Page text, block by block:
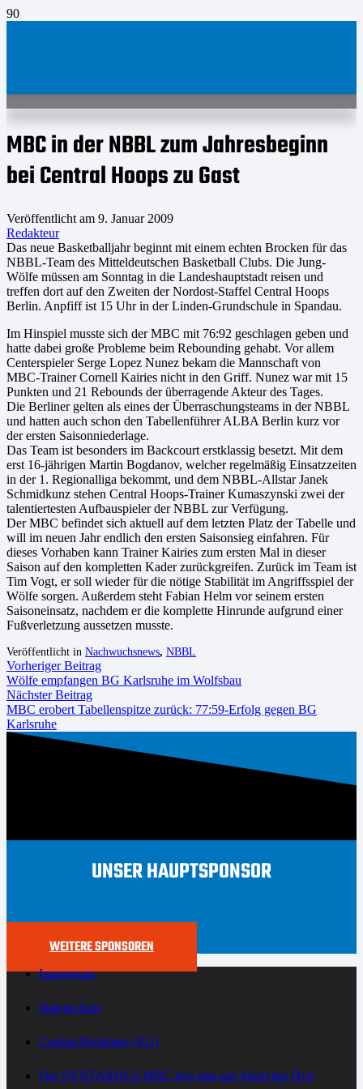
MBC in der NBBL zum Jahresbeginn
bei Central Hoops zu Gast
Veröffentlicht am 9. Januar 2009
Redakteur
Das neue Basketballjahr beginnt mit einem echten Brocken für das
NBBL-Team des Mitteldeutschen Basketball Clubs. Die Jung-
Wölfe müssen am Sonntag in die Landeshauptstadt reisen und
treffen dort auf den Zweiten der Nordost-Staffel Central Hoops
Berlin. Anpfiff ist 15 Uhr in der Linden-Grundschule in Spandau.
Im Hinspiel musste sich der MBC mit 76:92 geschlagen geben und
hatte dabei große Probleme beim Rebounding gehabt. Vor allem
Centerspieler Serge Lopez Nunez bekam die Mannschaft von
MBC-Trainer Cornell Kairies nicht in den Griff. Nunez war mit 15
Punkten und 21 Rebounds der überragende Akteur des Tages.
Die Berliner gelten als eines der Überraschungsteams in der NBBL
und hatten auch schon den Tabellenführer ALBA Berlin kurz vor
der ersten Saisonniederlage.
Das Team ist besonders im Backcourt erstklassig besetzt. Mit dem
erst 16-jährigen Martin Bogdanov, welcher regelmäßig Einsatzzeiten
in der 1. Regionalliga bekommt, und dem NBBL-Allstar Janek
Schmidkunz stehen Central Hoops-Trainer Kumaszynski zwei der
talentiertesten Aufbauspieler der NBBL zur Verfügung.
Der MBC befindet sich aktuell auf dem letzten Platz der Tabelle und
will im neuen Jahr endlich den ersten Saisonsieg einfahren. Für
dieses Vorhaben kann Trainer Kairies zum ersten Mal in dieser
Saison auf den kompletten Kader zurückgreifen. Zurück im Team ist
Tim Vogt, er soll wieder für die nötige Stabilität im Angriffsspiel der
Wölfe sorgen. Außerdem steht Fabian Helm vor seinem ersten
Saisoneinsatz, nachdem er die komplette Hinrunde aufgrund einer
Fußverletzung aussetzen musste.
Veröffentlicht in Nachwuchsnews, NBBL
Vorheriger Beitrag
Wölfe empfangen BG Karlsruhe im Wolfsbau
Nächster Beitrag
MBC erobert Tabellenspitze zurück: 77:59-Erfolg gegen BG
Karlsruhe
UNSER HAUPTSPONSOR
WEITERE SPONSOREN
Impressum
Datenschutz
Cookie-Richtlinie (EU)
Der SYNTAINICS MBC live und auf Abruf bei Dyn